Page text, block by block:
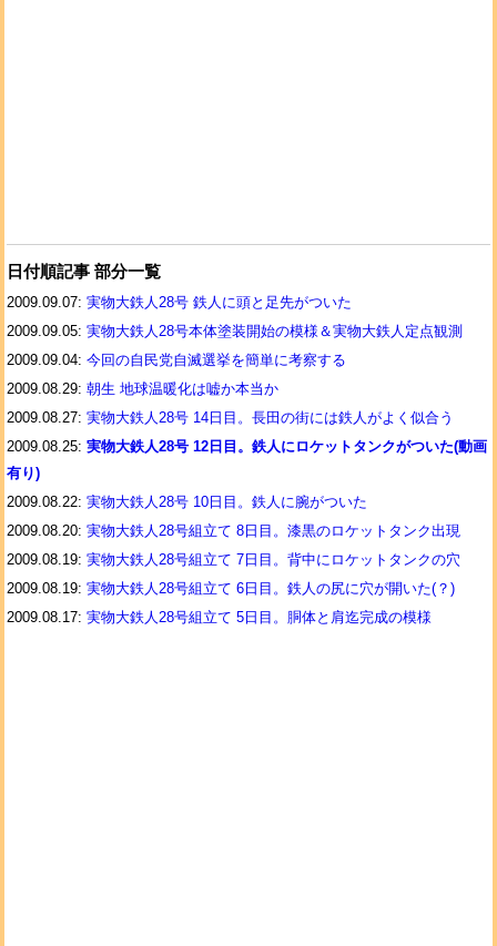
日付順記事 部分一覧
2009.09.07: 実物大鉄人28号 鉄人に頭と足先がついた
2009.09.05: 実物大鉄人28号本体塗装開始の模様＆実物大鉄人定点観測
2009.09.04: 今回の自民党自滅選挙を簡単に考察する
2009.08.29: 朝生 地球温暖化は嘘か本当か
2009.08.27: 実物大鉄人28号 14日目。長田の街には鉄人がよく似合う
2009.08.25: 実物大鉄人28号 12日目。鉄人にロケットタンクがついた(動画
有り)
2009.08.22: 実物大鉄人28号 10日目。鉄人に腕がついた
2009.08.20: 実物大鉄人28号組立て 8日目。漆黒のロケットタンク出現
2009.08.19: 実物大鉄人28号組立て 7日目。背中にロケットタンクの穴
2009.08.19: 実物大鉄人28号組立て 6日目。鉄人の尻に穴が開いた(？)
2009.08.17: 実物大鉄人28号組立て 5日目。胴体と肩迄完成の模様